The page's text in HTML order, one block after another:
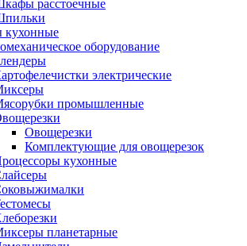
расстоечные
оборудование
электрические
промышленные
Овощерезки
Комплектующие для овощерезок
кухонные
планетарные